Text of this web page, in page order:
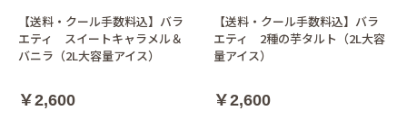
【送料・クール手数料込】バラ
エティ スイートキャラメル＆
バニラ（2L大容量アイス）
￥2,600
【送料・クール手数料込】バラ
エティ 2種の芋タルト（2L大容
量アイス）
￥2,600